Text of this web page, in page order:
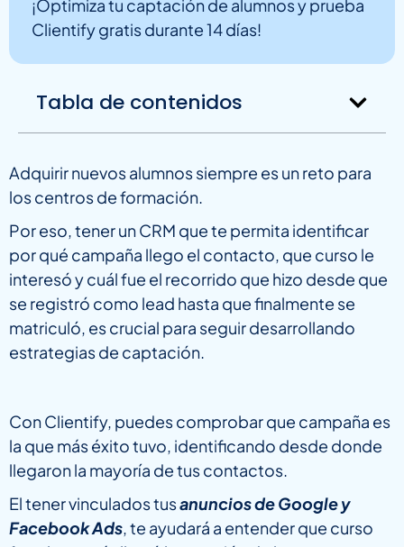
¡Optimiza tu captación de alumnos y prueba
Clientify gratis durante 14 días!
Tabla de contenidos
Adquirir nuevos alumnos siempre es un reto para
los centros de formación.
Por eso, tener un CRM que te permita identificar
por qué campaña llego el contacto, que curso le
interesó y cuál fue el recorrido que hizo desde que
se registró como lead hasta que finalmente se
matriculó, es crucial para seguir desarrollando
estrategias de captación.
Con Clientify, puedes comprobar que campaña es
la que más éxito tuvo, identificando desde donde
llegaron la mayoría de tus contactos.
El tener vinculados tusanuncios de Google y
Facebook Ads, te ayudará a entender que curso